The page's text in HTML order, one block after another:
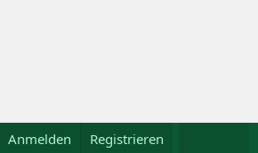
Galerie Kalender
Anmelden Registrieren